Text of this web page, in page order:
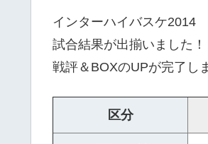
インターハイバスケ
試合結果が出揃いました！
戦評＆BOXのUPが完了し
区分